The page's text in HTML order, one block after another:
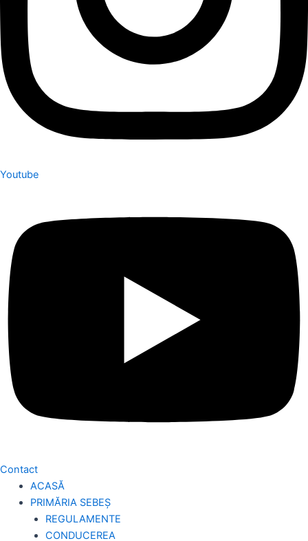
Youtube
Contact
ACASĂ
PRIMĂRIA SEBEȘ
REGULAMENTE
CONDUCEREA